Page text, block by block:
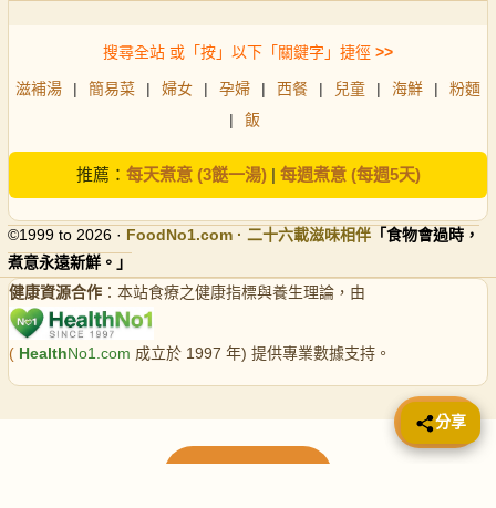
搜尋全站 或「按」以下「關鍵字」捷徑 >>
滋補湯 | 簡易菜 | 婦女 | 孕婦 | 西餐 | 兒童 | 海鮮 |
粉麵
|
飯
推薦： 每天煮意 (3餸一湯)| 每週煮意 (每週5天)
©1999 to 2026 · FoodNo1.com · 二十六載滋味相伴 「食物會過時，
煮意永遠新鮮。」
健康資源合作 ：本站食療之健康指標與養生理論，由
( HealthNo1.com 成立於 1997 年) 提供專業數據支持。
📤 分享
分享